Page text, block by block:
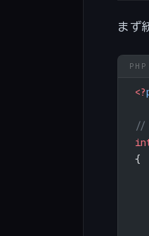
まず
<?
//
{